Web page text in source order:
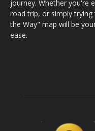
journey. Whether you're
road trip, or simply
the Way" map will be
ease.